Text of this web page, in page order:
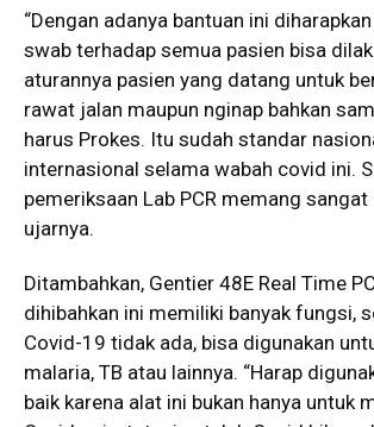
“Dengan adanya bantuan ini
swab terhadap semua pasien bisa
aturannya pasien yang datang untuk
rawat jalan maupun nginap bahkan
harus Prokes. Itu sudah standar
internasional selama wabah covid ini.
pemeriksaan Lab PCR memang sangat
ujarnya.
Ditambahkan, Gentier 48E Real Time
dihibahkan ini memiliki banyak fungsi,
Covid-19 tidak ada, bisa digunakan
malaria, TB atau lainnya. “Harap
baik karena alat ini bukan hanya untuk